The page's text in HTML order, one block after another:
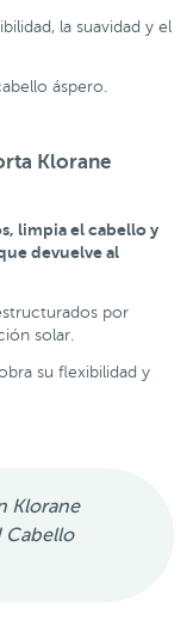
la suavidad y el
áspero.
Klorane
, limpia el cabello y
devuelve al
por
solar.
su flexibilidad y
Klorane
Cabello